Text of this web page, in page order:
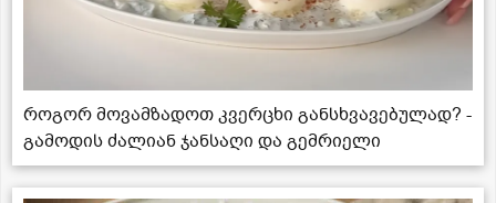
როგორ მოვამზადოთ კვერცხი განსხვავებულად? -
გამოდის ძალიან ჯანსაღი და გემრიელი